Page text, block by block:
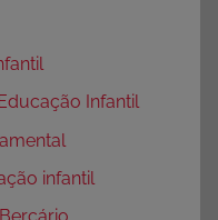
Infantil
infantil